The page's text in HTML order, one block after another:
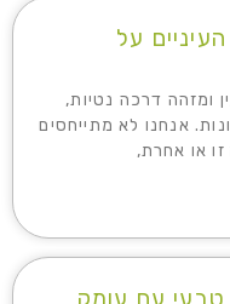
על
ומזהה דרכה נטיות,
אנחנו לא מתייחסים
או אחרת,
טבעי עם עומק